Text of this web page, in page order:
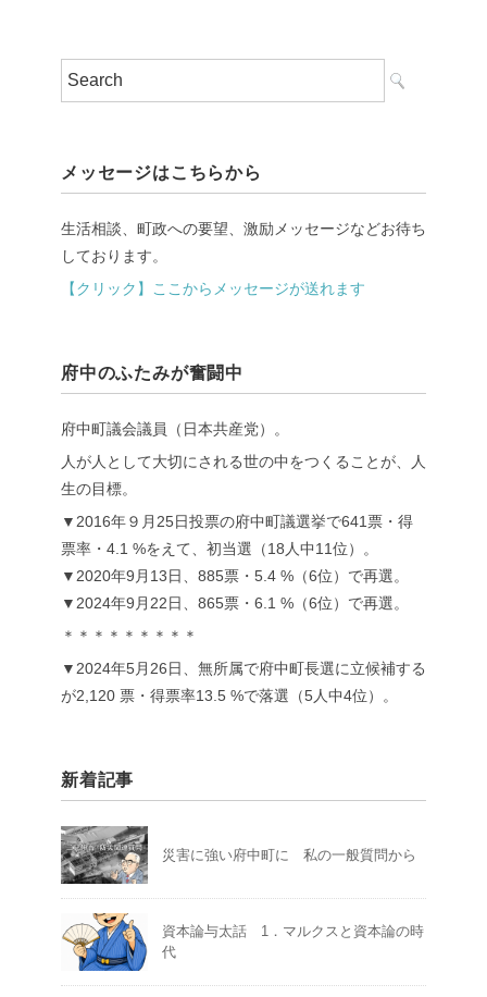
メッセージはこちらから
生活相談、町政への要望、激励メッセージなどお待ち
しております。
【クリック】ここからメッセージが送れます
府中のふたみが奮闘中
府中町議会議員（日本共産党）。
人が人として大切にされる世の中をつくることが、人
生の目標。
▼2016年９月25日投票の府中町議選挙で641票・得
票率・4.1 %をえて、初当選（18人中11位）。
▼2020年9月13日、885票・5.4 %（6位）で再選。
▼2024年9月22日、865票・6.1 %（6位）で再選。
＊＊＊＊＊＊＊＊＊
▼2024年5月26日、無所属で府中町長選に立候補する
が2,120 票・得票率13.5 %で落選（5人中4位）。
新着記事
災害に強い府中町に 私の一般質問から
資本論与太話 1．マルクスと資本論の時
代